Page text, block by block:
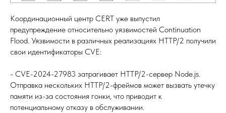
Координационный центр CERT уже выпустил
предупреждение относительно уязвимостей Continuation
Flood. Уязвимости в различных реализациях HTTP/2 получили
свои идентификаторы CVE:
- CVE-2024-27983 затрагивает HTTP/2-сервер Node.js.
Отправка нескольких HTTP/2-фреймов может вызвать утечку
памяти из-за состояния гонки, что приводит к
потенциальному отказу в обслуживании.